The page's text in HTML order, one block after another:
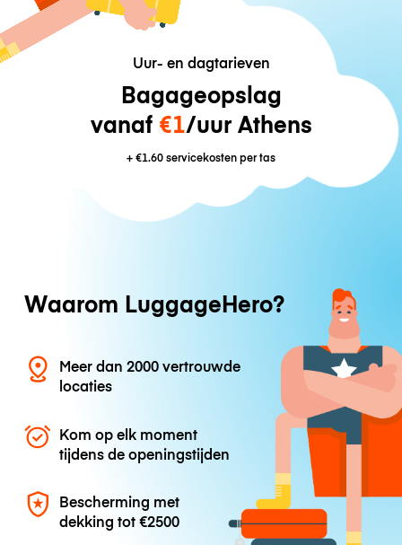
Uur- en dagtarieven
Bagageopslag
vanaf €1/uur Athens
+€1.60servicekosten per tas
Waarom LuggageHero?
Meer dan 2000 vertrouwde
locaties
Kom op elk moment
tijdens de openingstijden
Bescherming met
dekking tot€2500